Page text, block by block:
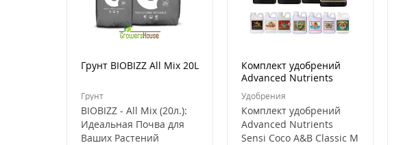
Грунт BIOBIZZ All Mix 20L
Грунт
BIOBIZZ - All Mix (20л.):
Идеальная Почва для
Ваших Растений
Комплект удобрений
Advanced Nutrients
Sensi Coco A&B Classic M
Удобрения
Комплект удобрений
Advanced Nutrients
Sensi Coco A&B Classic M